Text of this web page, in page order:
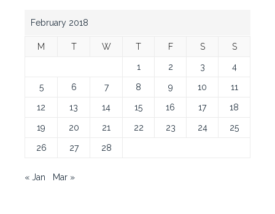
February 2018
M T W T F S S
1 2 3 4
5 6 7 8 9 10 11
12 13 14 15 16 17 18
19 20 21 22 23 24 25
26 27 28
« Jan Mar »